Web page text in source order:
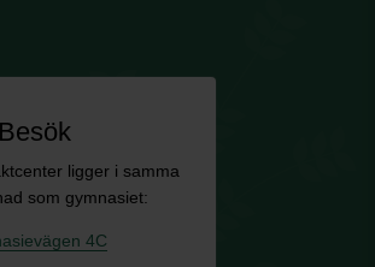
Besök
ligger i samma
som gymnasiet:
4C